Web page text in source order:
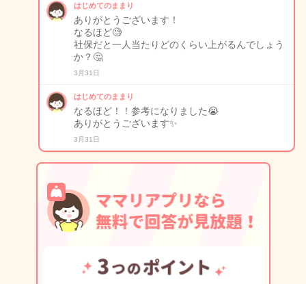
はじめてのままり
ありがとうございます！
なるほど🧐
社保だと一人当たりどのくらい上がるんでしょう
か？🤔
3月31日
はじめてのままり
なるほど！！参考になりました😭
ありがとうございます✨
3月31日